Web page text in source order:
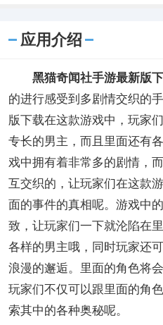
应用介绍
黑猫奇闻社手游最新版
的进行感受到多剧情交织的
版下载在这款游戏中，玩家
专长的男主，而且里面还有
戏中拥有着非常多的剧情，
互交织的，让玩家们在这款
面的事件的真相呢。游戏中
致，让玩家们一下就沦陷在
各样的男主哦，同时玩家还
浪漫的邂逅。里面的角色将
玩家们不仅可以跟里面的角
索其中的各种奥秘呢。